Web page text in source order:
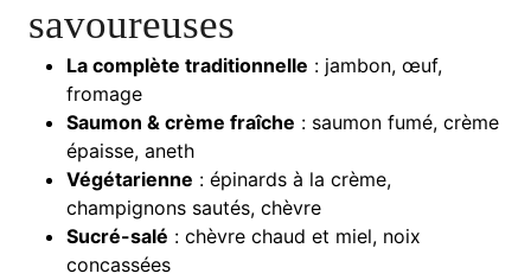
savoureuses
La complète traditionnelle : jambon, œuf,
fromage
Saumon & crème fraîche : saumon fumé, crème
épaisse, aneth
Végétarienne : épinards à la crème,
champignons sautés, chèvre
Sucré-salé : chèvre chaud et miel, noix
concassées